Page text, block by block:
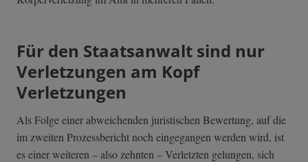
Für den Staatsanwalt sind nur
Verletzungen am Kopf
Verletzungen
Als Folge einer abweichenden juristischen Bewertung, auf die
im zweiten Prozessbericht noch eingegangen werden wird, ist
es einer weiteren – also zehnten – Verletzten gelungen, sich